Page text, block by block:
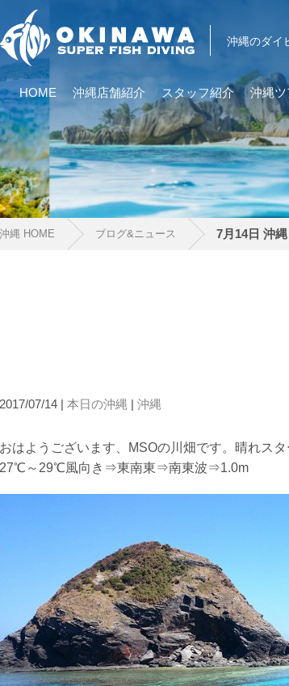
沖縄のダイ
HOME 沖縄店舗紹介 スタッフ紹介 沖縄ツ
沖縄 HOME ブログ&ニュース 7月14日 沖縄
2017/07/14 | 本日の沖縄 | 沖縄
おはようございます、MSOの川畑です。晴れス
27℃～29℃風向き⇒東南東⇒南東波⇒1.0m
場合は、その時のクジラの様子や海況を確認し、
ス軽減や安全管理の観点から、エントリー人数を
泳ぎ方
面からのみとし、素潜りは禁止とします。クジラ
き、クジラの近くでフィンキックなどをして泳ぐ
ストの安全を最優先とし、可能な限りスイムが実
ので、あらかじめご了承ください。
、季節的に海が穏やかな日は多くありません。そ
は、ご自身で事前に十分な対策をお願いいたします
ーケリングやスキンダイビングの技術が本ツアー